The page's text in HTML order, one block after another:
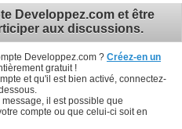
Developpez.com et être
aux discussions.
Developpez.com ? Créez-en un
gratuit !
et qu'il est bien activé, connectez-
il est possible que
compte ou que celui-ci soit en